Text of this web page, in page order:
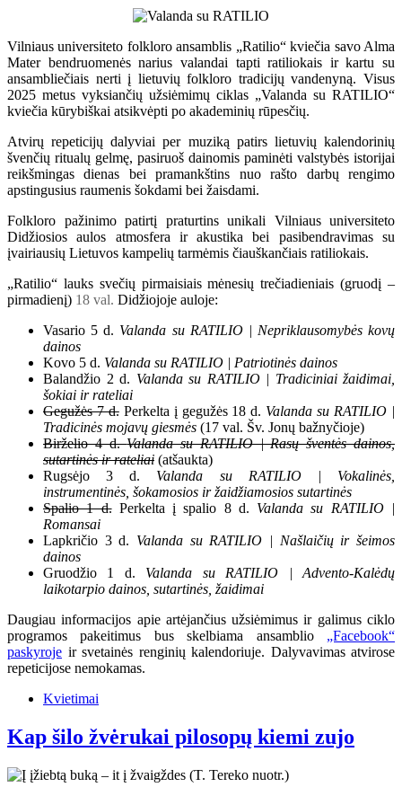
Vilniaus universiteto folkloro ansamblis „Ratilio“ kviečia savo Alma
Mater bendruomenės narius valandai tapti ratiliokais ir kartu su
ansambliečiais nerti į lietuvių folkloro tradicijų vandenyną. Visus
2025 metus vyksiančių užsiėmimų ciklas „Valanda su RATILIO“
kviečia kūrybiškai atsikvėpti po akademinių rūpesčių.
Atvirų repeticijų dalyviai per muziką patirs lietuvių kalendorinių
švenčių ritualų gelmę, pasiruoš dainomis paminėti valstybės istorijai
reikšmingas dienas bei pramankštins nuo rašto darbų rengimo
apstingusius raumenis šokdami bei žaisdami.
Folkloro pažinimo patirtį praturtins unikali Vilniaus universiteto
Didžiosios aulos atmosfera ir akustika bei pasibendravimas su
įvairiausių Lietuvos kampelių tarmėmis čiauškančiais ratiliokais.
„Ratilio“ lauks svečių pirmaisiais mėnesių trečiadieniais (gruodį –
pirmadienį) 18 val. Didžiojoje auloje:
Vasario 5 d. Valanda su RATILIO | Nepriklausomybės kovų
dainos
Kovo 5 d. Valanda su RATILIO | Patriotinės dainos
Balandžio 2 d. Valanda su RATILIO | Tradiciniai žaidimai,
šokiai ir rateliai
Gegužės 7 d.Perkelta į gegužės 18 d. Valanda su RATILIO |
Tradicinės mojavų giesmės (17 val. Šv. Jonų bažnyčioje)
Birželio 4 d.Valanda su RATILIO | Rasų šventės dainos,
sutartinės ir rateliai (atšaukta)
Rugsėjo 3 d. Valanda su RATILIO | Vokalinės,
instrumentinės, šokamosios ir žaidžiamosios sutartinės
Spalio 1 d.Perkelta į spalio 8 d. Valanda su RATILIO |
Romansai
Lapkričio 3 d. Valanda su RATILIO | Našlaičių ir šeimos
dainos
Gruodžio 1 d. Valanda su RATILIO | Advento-Kalėdų
laikotarpio dainos, sutartinės, žaidimai
Daugiau informacijos apie artėjančius užsiėmimus ir galimus ciklo
programos pakeitimus bus skelbiama ansamblio „Facebook“
paskyroje ir svetainės renginių kalendoriuje. Dalyvavimas atvirose
repeticijose nemokamas.
Kvietimai
Kap šilo žvėrukai pilosopų kiemi zujo